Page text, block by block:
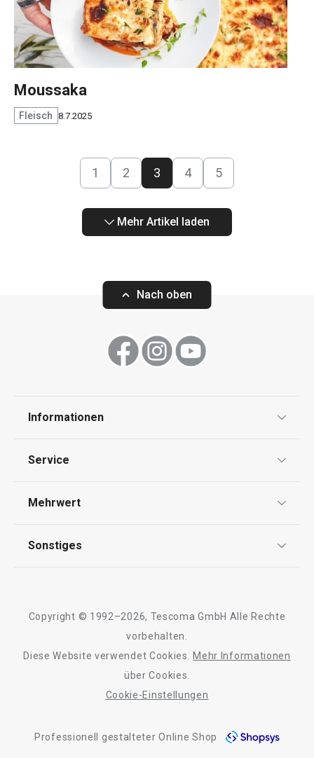
Moussaka
Fleisch 8.7.2025
1 2 3 4 5
Mehr Artikel laden
Nach oben
Informationen
Impressum
Service
Kontaktformular
Mehrwert
Qualität
Sonstiges
Barrierefreiheit
Copyright © 1992–2026, Tescoma GmbH Alle Rechte
vorbehalten.
Diese Website verwendet Cookies.
Mehr Informationen
über Cookies.
Cookie-Einstellungen
Professionell gestalteter Online Shop